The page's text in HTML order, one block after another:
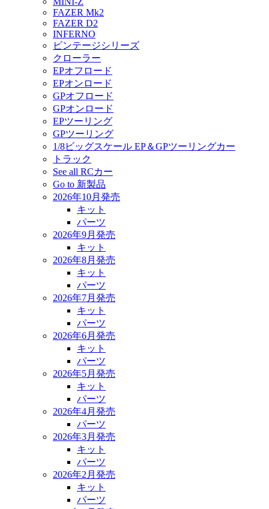
FAZER Mk2
FAZER D2
INFERNO
ビンテージシリーズ
クローラー
EPオフロード
EPオンロード
GPオフロード
GPオンロード
EPツーリング
GPツーリング
1/8ビッグスケール EP＆GPツーリングカー
トラック
See all RCカー
Go to 新製品
2026年10月発売
キット
パーツ
2026年9月発売
キット
2026年8月発売
キット
パーツ
2026年7月発売
キット
パーツ
2026年6月発売
キット
パーツ
2026年5月発売
キット
パーツ
2026年4月発売
パーツ
2026年3月発売
キット
パーツ
2026年2月発売
キット
パーツ